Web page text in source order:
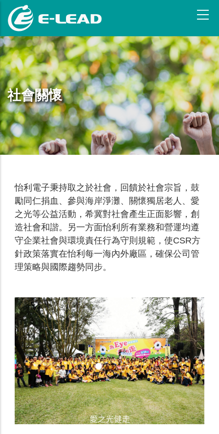
主
要
内
容
社會關懷
怡利電子秉持取之於社會，回饋於社會宗旨，鼓
勵同仁捐血、參與海岸淨灘、關懷獨居老人、愛
之光等公益活動，希冀對社會產生正面影響，創
造社會和諧。另一方面怡利所有業務和營運均遵
守企業社會與環境責任行為守則規範，使CSR方
針政策落實在怡利每一海內外廠區，確保公司管
理策略與國際趨勢同步。